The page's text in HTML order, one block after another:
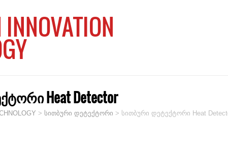
Heat Detector
> სითბური დეტექტორი > სითბური დეტექტორი Heat